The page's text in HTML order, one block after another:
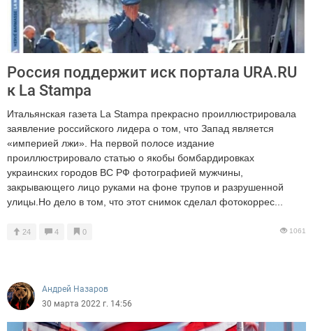
Россия поддержит иск портала URA.RU
к La Stampa
Итальянская газета La Stampa прекрасно проиллюстрировала
заявление российского лидера о том, что Запад является
«империей лжи». На первой полосе издание
проиллюстрировало статью о якобы бомбардировках
украинских городов ВС РФ фотографией мужчины,
закрывающего лицо руками на фоне трупов и разрушенной
улицы.Но дело в том, что этот снимок сделал фотокоррес...
24 4 0 1061
Андрей Назаров
30 марта 2022 г. 14:56